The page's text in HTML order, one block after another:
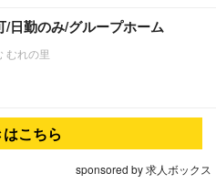
/日勤のみ/グループホーム
むれの里
こちら
sponsored by 求人ボックス